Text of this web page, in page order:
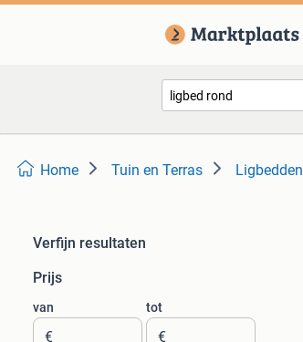
Home Tuin en Terras Ligbedden
Verfijn resultaten
Prijs
van
€
tot
€